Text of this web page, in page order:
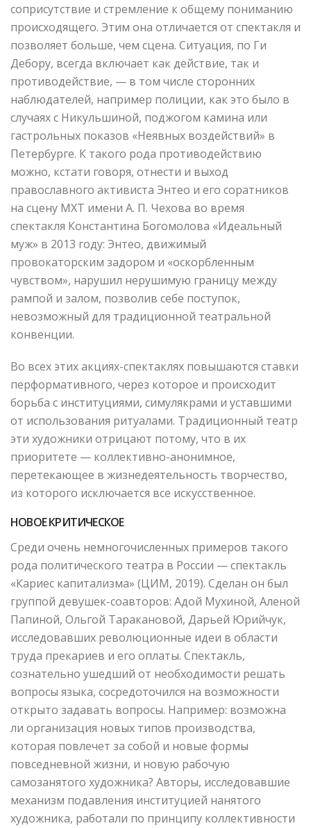
соприсутствие и стремление к общему пониманию
происходящего. Этим она отличается от спектакля и
позволяет больше, чем сцена. Ситуация, по Ги
Дебору, всегда включает как действие, так и
противодействие, — в том числе сторонних
наблюдателей, например полиции, как это было в
случаях с Никульшиной, поджогом камина или
гастрольных показов «Неявных воздействий» в
Петербурге. К такого рода противодействию
можно, кстати говоря, отнести и выход
православного активиста Энтео и его соратников
на сцену МХТ имени А. П. Чехова во время
спектакля Константина Богомолова «Идеальный
муж» в 2013 году: Энтео, движимый
провокаторским задором и «оскорбленным
чувством», нарушил нерушимую границу между
рампой и залом, позволив себе поступок,
невозможный для традиционной театральной
конвенции.
Во всех этих акциях-спектаклях повышаются ставки
перформативного, через которое и происходит
борьба с институциями, симулякрами и уставшими
от использования ритуалами. Традиционный театр
эти художники отрицают потому, что в их
приоритете — коллективно-анонимное,
перетекающее в жизнедеятельность творчество,
из которого исключается все искусственное.
НОВОЕ КРИТИЧЕСКОЕ
Среди очень немногочисленных примеров такого
рода политического театра в России — спектакль
«Кариес капитализма» (ЦИМ, 2019). Сделан он был
группой девушек-соавторов: Адой Мухиной, Аленой
Папиной, Ольгой Таракановой, Дарьей Юрийчук,
исследовавших революционные идеи в области
труда прекариев и его оплаты. Спектакль,
сознательно ушедший от необходимости решать
вопросы языка, сосредоточился на возможности
открыто задавать вопросы. Например: возможна
ли организация новых типов производства,
которая повлечет за собой и новые формы
повседневной жизни, и новую рабочую
самозанятого художника? Авторы, исследовавшие
механизм подавления институцией нанятого
художника, работали по принципу коллективности